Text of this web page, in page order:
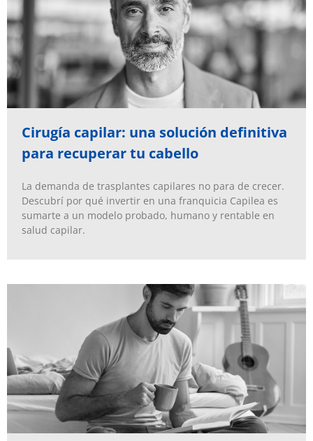
Cirugía capilar: una solución definitiva
para recuperar tu cabello
La demanda de trasplantes capilares no para de crecer.
Descubrí por qué invertir en una franquicia Capilea es
sumarte a un modelo probado, humano y rentable en
salud capilar.